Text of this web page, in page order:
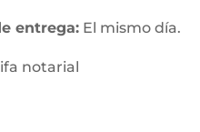
entrega: El mismo día.
notarial